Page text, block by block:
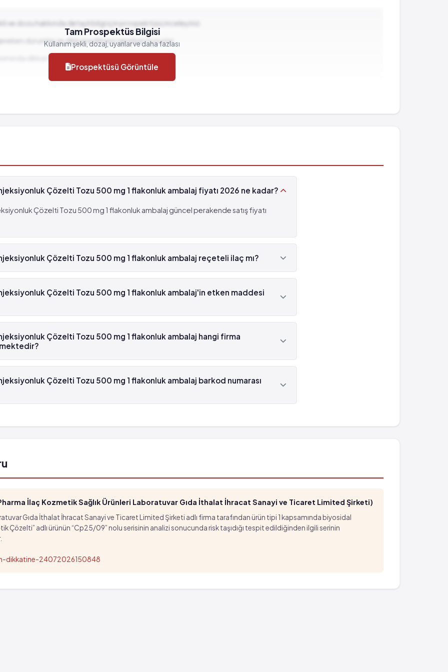
ve dozu hakkında detaylı bilgi için prospektüsü inceleyiniz.
gereken durumlar ve dikkat edilmesi gereken hususlar...
dikkat edilmesi gereken durumlar...
Tam Prospektüs Bilgisi
Kullanım şekli, dozaj, uyarılar ve daha fazlası
Prospektüsü Görüntüle
Çözelti Tozu 500 mg 1 flakonluk ambalaj fiyatı 2026 ne kadar?
Çözelti Tozu 500 mg 1 flakonluk ambalaj güncel perakende satış fiyatı
Çözelti Tozu 500 mg 1 flakonluk ambalaj reçeteli ilaç mı?
Enjeksiyonluk Çözelti Tozu 500 mg 1 flakonluk ambalaj beyaz reçetelidir.
Çözelti Tozu 500 mg 1 flakonluk ambalaj'in etken maddesi
Çözelti Tozu 500 mg 1 flakonluk ambalaj'in etken maddesi Sefotaksim 'dür.
Çözelti Tozu 500 mg 1 flakonluk ambalaj hangi firma
Çözelti Tozu 500 mg 1 flakonluk ambalaj , Menarini tarafından
Çözelti Tozu 500 mg 1 flakonluk ambalaj barkod numarası
İlaç Kozmetik Sağlık Ürünleri Laboratuvar Gıda İthalat İhracat Sanayi ve Ticaret Limited Şirketi)
Gıda İthalat İhracat Sanayi ve Ticaret Limited Şirketi adlı firma tarafından ürün tipi 1 kapsamında biyosidal
Çözelti” adlı ürünün “Cp25/09” nolu serisinin analizi sonucunda risk taşıdığı tespit edildiğinden ilgili serinin
dikkatine-24072026150848